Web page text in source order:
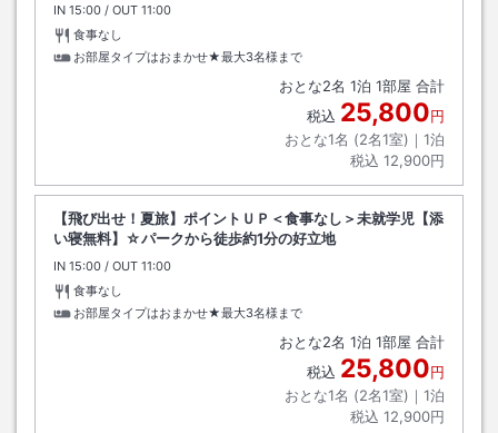
IN チェックイン
15:00 / OUT チェックアウト
11:00
食事なし
お部屋タイプはおまかせ★最大3名様まで
おとな2名 1泊 1部屋 合計
税込 25,800円
おとな1名 (2名1室)｜ 1泊
税込 12,900円
【飛び出せ！夏旅】ポイントＵＰ＜食事なし＞未就学児【添
い寝無料】☆パークから徒歩約1分の好立地
IN チェックイン
15:00 / OUT チェックアウト
11:00
食事なし
お部屋タイプはおまかせ★最大3名様まで
おとな2名 1泊 1部屋 合計
税込 25,800円
おとな1名 (2名1室)｜ 1泊
税込 12,900円